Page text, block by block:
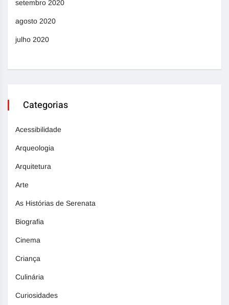
setembro 2020
agosto 2020
julho 2020
Categorias
Acessibilidade
Arqueologia
Arquitetura
Arte
As Histórias de Serenata
Biografia
Cinema
Criança
Culinária
Curiosidades